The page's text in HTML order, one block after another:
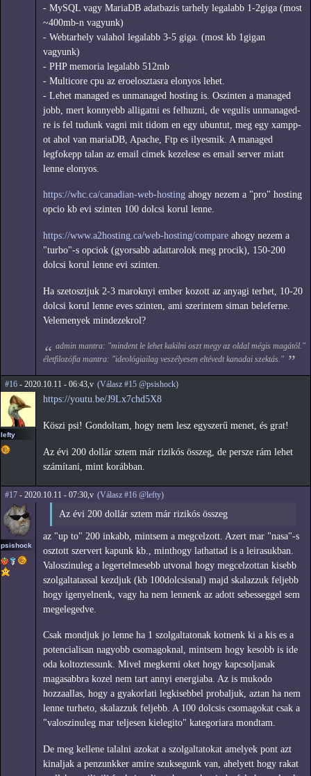
- MySQL vagy MariaDB adatbazis tarhely legalabb 1-2giga (most
~400mb-n vagyunk)
- Webtarhely valahol legalabb 3-5 giga. (most kb 1gigan
vagyunk)
- PHP memoria legalabb 512mb
- Multicore cpu az eroelosztasra elonyos lehet.
- Lehet managed es unmanaged hosting is. Oszinten a managed
jobb, mert konnyebb alligatni es felhuzni, de vegulis unmanaged-
re is fel tudunk vagni mit tidom en egy ubuntut, meg egy xampp-
ot ahol van mariaDB, Apache, Ftp es ilyesmik. A managed
legfokepp talan az email cimek kezelese es email server miatt
lenne elonyos.
https://whc.ca/canadian-web-hosting ahogy nezem a "pro" hosting
opcio kb evi szinten 100 dolcsi korul lenne.
https://www.a2hosting.ca/web-hosting/compare ahogy nezem a
"turbo"-s opciok (gyorsabb adattarolok meg procik), 150-200
dolcsi korul lenne evi szinten.
Ha szetosztjuk 2-3 maroknyi ember kozott az anyagi terhet, 10-20
dolcsi korul lenne eves szinten, ami szerintem siman beleferne.
Velemenyek mindezekrol?
admin mantra: "mindent le lehet kakilni oszt megy az oldal mégis magától."
életfilozófia mantra: "ideológiailag veszélyesen eltévedt kanadai szektás."
#16 - 2020.10.11 - 06:43,v (Válasz #15 @psishock)
lefty
https://youtu.be/J9Lx7chd5X8
Köszi psi! Gondoltam, hogy nem lesz egyszerű menet, és grat!
Az évi 200 dollár sztem már rizikós összeg, de persze rám lehet
számítani, mint korábban.
#17 - 2020.10.11 - 07:30,v (Válasz #16 @lefty)
psishock
Az évi 200 dollár sztem már rizikós összeg
az "up to" 200 inkabb, mintsem a megcelzott. Azert mar "nasa"-s
osztott szervert kapunk kb., minthogy lathattad is a leirasukban.
Valoszinuleg a legertelmesebb utvonal hogy megcelzottan kisebb
szolgaltatassal kezdjuk (kb 100dolcsisnal) majd skalazzuk feljebb
hogy igenyelnenk, vagy ha nem lennenk az adott sebesseggel sem
megelegedve.
Csak mondjuk jo lenne ha 1 szolgaltatonak kotnenk ki a kis es a
potencialisan nagyobb csomagoknal, mintsem hogy kesobb is ide
oda koltoztessunk. Mivel megkerni oket hogy kapcsoljanak
magasabbra kozel nem tart annyi energiaba. Az is mukodo
hozzaallas, hogy a gyakorlati legkisebbel probaljuk, aztan ha nem
lenne turheto, skalazzuk feljebb. A 100 dolcsis csomagokat csak a
"valoszinuleg mar teljesen kielegito" kategoriara mondtam.
De meg kellene talalni azokat a szolgaltatokat amelyek pont azt
kinaljak a penzunkker amire szuksegunk van, ahelyett hogy rakat